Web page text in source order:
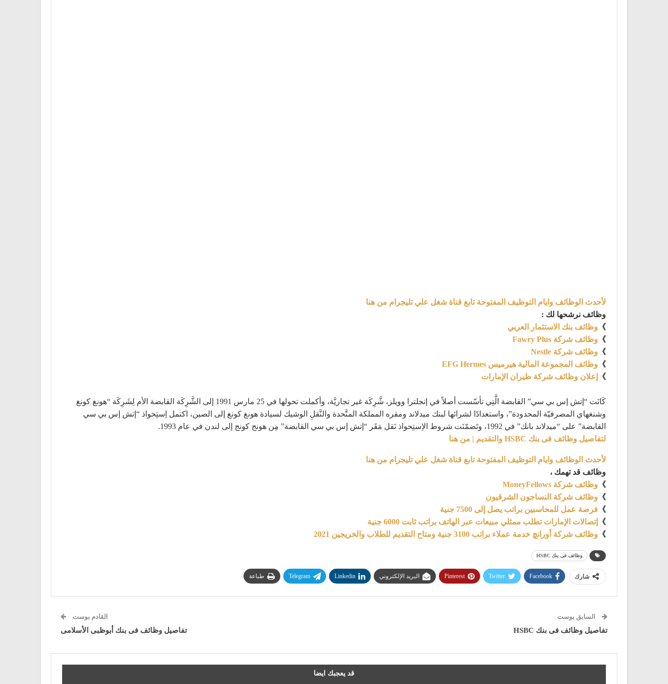
لأحدث الوظائف وايام التوظيف المفتوحة تابع قناة شغل علي تليجرام من هنا
وظائف نرشحها لك :
》 وظائف بنك الاستثمار العربي
》 وظائف شركة Fawry Plus
》 وظائف شركة Nestle
》 وظائف المجموعة المالية هيرميس EFG Hermes
》
إعلان وظائف شركة طيران الإمارات
كَانَت “إتش إس بي سي” القابضة الَّتِي تأسّست أصلاً في إنجلترا وويلز، شَّرِكَة غير تجاريَّة، وأكملت تحولها في 25 مارس 1991 إلى الشَّرِكَة القابضة الأم لِشَرِكَة “هونغ كونغ
وشنغهاي المصرفيّة المحدودة”، واستعدادًا لشرائها لبنك ميدلاند ومقره المملكة المتَّحدة والنَّقلِ الوشيك لسيادة هونغ كونغ إلى الصين، اكتمل اِستِحواذ “إتش إس بي سي
القابضة” على “ميدلاند بانك” في 1992، وتَضمّنَت شروط الاِستِحواذ نَقل مَقَر “إتش إس بي سي القابضة” مِن هونج كونج إلى لندن في عام 1993.
لتفاصيل وظائف فى بنك HSBC والتقديم | من هنا
لأحدث الوظائف وايام التوظيف المفتوحة تابع قناة شغل علي تليجرام من هنا
وظائف قد تهمك ،
》 وظائف شركة MoneyFellows
》 وظائف شركة النساجون الشرقيون
》 فرصة عمل للمحاسبين براتب يصل إلى 7500 جنية
》
إتصالات الإمارات تطلب ممثلي مبيعات عبر الهاتف براتب ثابت 6000 جنية
》 وظائف شركة أورانچ خدمة عملاء براتب 3100 جنية ومتاح التقديم للطلاب والخريجين 2021
وظائف فى بنك HSBC
شارك Facebook
Twitter
Pinterest البريد الإلكتروني Linkedin
Telegram طباعة
السابق بوست
تفاصيل وظائف فى بنك HSBC
القادم بوست
تفاصيل وظائف فى بنك أبوظبى الأسلامى
قد يعجبك ايضا